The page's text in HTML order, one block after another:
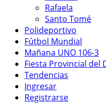
Rafaela
Santo Tomé
Polideportivo
Fútbol Mundial
Mañana UNO 106-3
Fiesta Provincial del
Tendencias
Ingresar
Registrarse